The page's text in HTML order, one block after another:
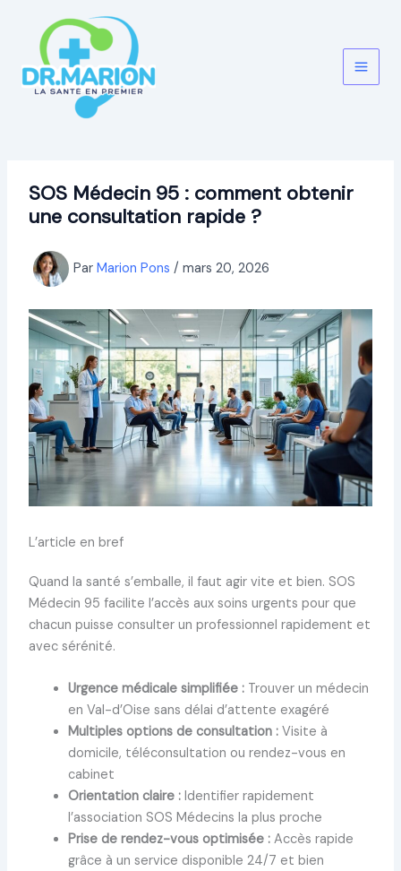
contenu
SOS Médecin 95 : comment obtenir
une consultation rapide ?
Par Marion Pons / mars 20, 2026
L’article en bref
Quand la santé s’emballe, il faut agir vite et bien. SOS
Médecin 95 facilite l’accès aux soins urgents pour que
chacun puisse consulter un professionnel rapidement et
avec sérénité.
Urgence médicale simplifiée :Trouver un médecin
en Val-d’Oise sans délai d’attente exagéré
Multiples options de consultation :Visite à
domicile, téléconsultation ou rendez-vous en
cabinet
Orientation claire :Identifier rapidement
l’association SOS Médecins la plus proche
Prise de rendez-vous optimisée :Accès rapide
grâce à un service disponible 24/7 et bien